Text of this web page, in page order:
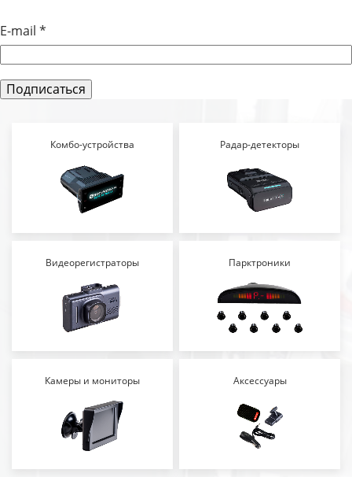
E-mail *
Комбо-устройства Радар-детекторы
Видеорегистраторы Парктроники
Камеры и мониторы Аксессуары